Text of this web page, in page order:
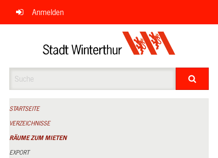
Navigation
überspringen
Anmelden
STARTSEITE
VERZEICHNISSE
RÄUME ZUM MIETEN
EXPORT